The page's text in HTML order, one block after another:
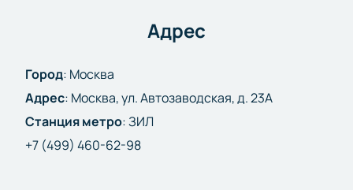
Адрес
Город: Москва
Адрес: Москва, ул. Автозаводская, д. 23А
Станция метро:ЗИЛ
+7 (499) 460-62-98